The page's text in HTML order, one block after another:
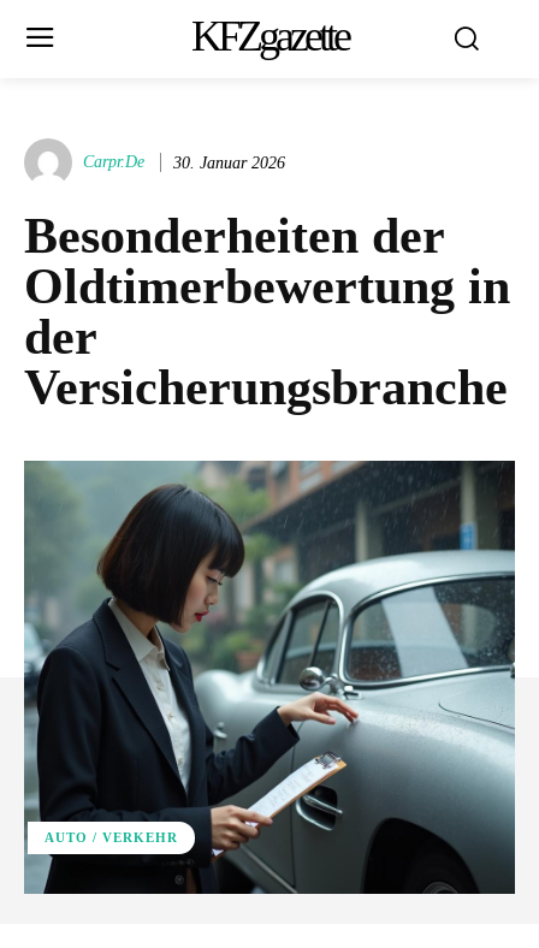
KFZgazette
Carpr.de 30. Januar 2026
Besonderheiten der
Oldtimerbewertung in
der
Versicherungsbranche
AUTO / VERKEHR